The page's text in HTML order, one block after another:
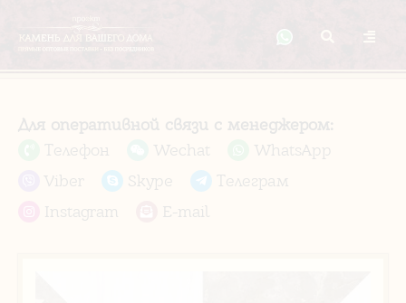
Для оперативной связи с менеджером:
Телефон
Wechat
WhatsApp
Viber
Skype
Телеграм
Instagram
E-mail